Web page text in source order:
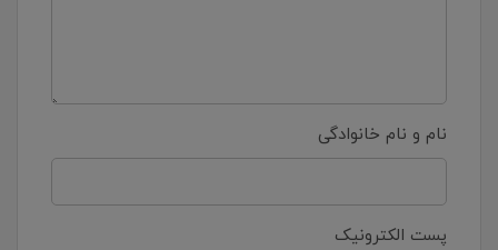
نام و نام خانوادگی
پست الکترونیک